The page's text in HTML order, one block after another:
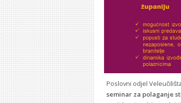
Poslovni odjel
seminar za polaganje